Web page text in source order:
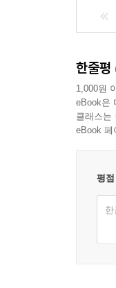
한줄평
1,000원
eBook은
클래스는
eBook 페
평점